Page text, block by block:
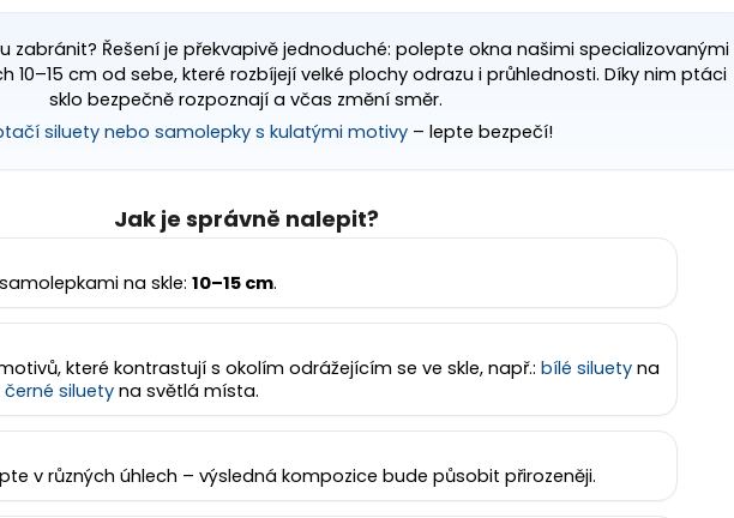
zabránit? Řešení je překvapivě jednoduché: polepte okna našimi specializovanými
10–15 cm od sebe, které rozbíjejí velké plochy odrazu i průhlednosti. Díky nim ptáci
sklo bezpečně rozpoznají a včas změní směr.
siluety nebo samolepky s kulatými motivy– lepte bezpečí!
Jak je správně nalepit?
na skle: 10–15 cm.
které kontrastují s okolím odrážejícím se ve skle, např.: bílé siluety na
černé siluety na světlá místa.
v různých úhlech – výsledná kompozice bude působit přirozeněji.